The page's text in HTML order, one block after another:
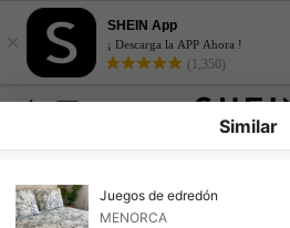
×
SHEIN App
¡ Descarga la APP Ahora !
(1,350)
Similar
Juegos de edredón
MENORCA